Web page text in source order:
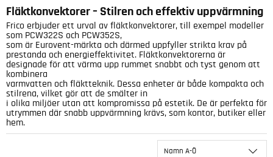
Fläktkonvektorer – Stilren och effektiv uppvärmning
Frico erbjuder ett urval av fläktkonvektorer, till exempel modeller
som PCW322S och PCW352S,
som är Eurovent-märkta och därmed uppfyller strikta krav på
prestanda och energieffektivitet. Fläktkonvektorerna är
designade för att värma upp rummet snabbt och tyst genom att
kombinera
varmvatten och fläktteknik. Dessa enheter är både kompakta och
stilrena, vilket gör att de smälter in
i olika miljöer utan att kompromissa på estetik. De är perfekta för
utrymmen där snabb uppvärmning krävs, som kontor, butiker eller
hem.
Namn A-Ö